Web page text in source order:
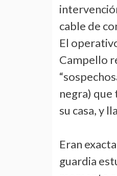
cable de
El
Campello
negra) que
su casa, y
Eran
guardia